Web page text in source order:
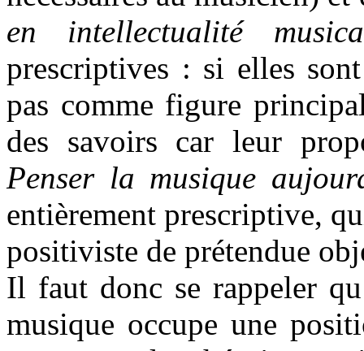
en intellectualité
prescriptives : si elles
pas comme figure
des savoirs car leur
Penser la musique
entièrement prescriptive,
positiviste de prétendue
Il faut donc se rappeler
musique occupe une